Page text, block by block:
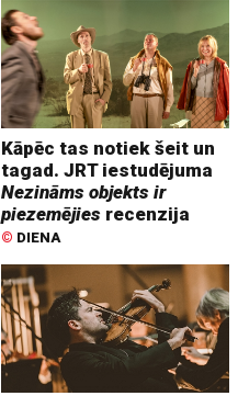
Kāpēc tas notiek šeit un
tagad. JRT iestudējuma
Nezināms objekts ir
piezemējies recenzija
© DIENA